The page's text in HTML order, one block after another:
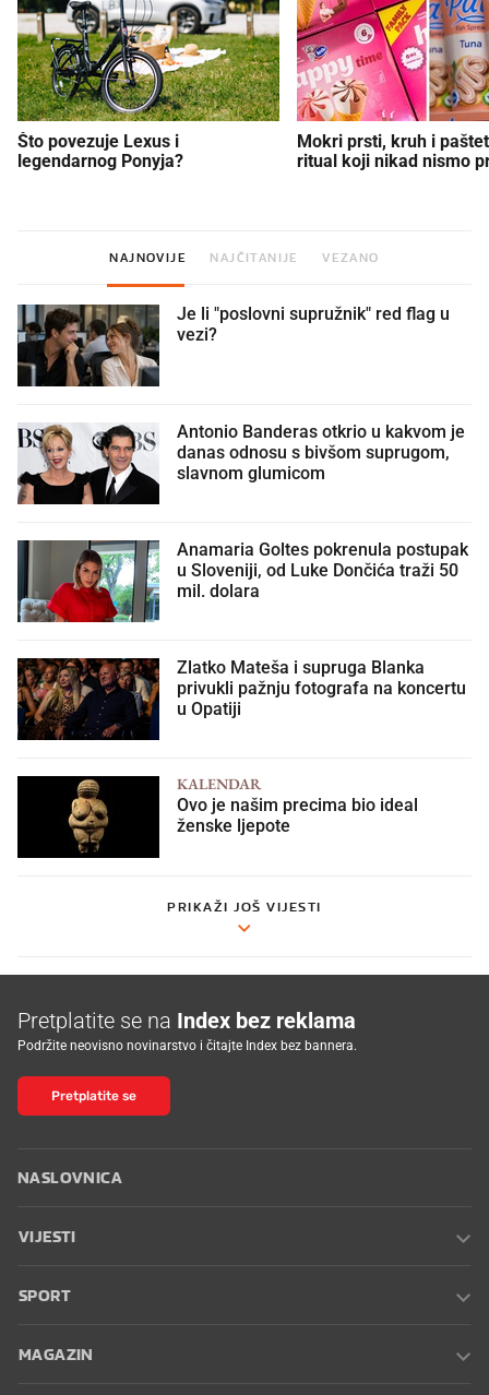
Što povezuje Lexus i
legendarnog Ponyja?
Mokri prsti, kruh i
ritual koji nikad nismo
NAJNOVIJE NAJČITANIJE VEZANO
Je li "poslovni supružnik" red flag u
vezi?
Antonio Banderas otkrio u kakvom je
danas odnosu s bivšom suprugom,
slavnom glumicom
Anamaria Goltes pokrenula postupak
u Sloveniji, od Luke Dončića traži 50
mil. dolara
Zlatko Mateša i supruga Blanka
privukli pažnju fotografa na koncertu
u Opatiji
KALENDAR
Ovo je našim precima bio ideal
ženske ljepote
PRIKAŽI JOŠ VIJESTI
Pretplatite se na Index bez reklama
Podržite neovisno novinarstvo i čitajte Index bez bannera.
Pretplatite se
NASLOVNICA
VIJESTI
SPORT
MAGAZIN